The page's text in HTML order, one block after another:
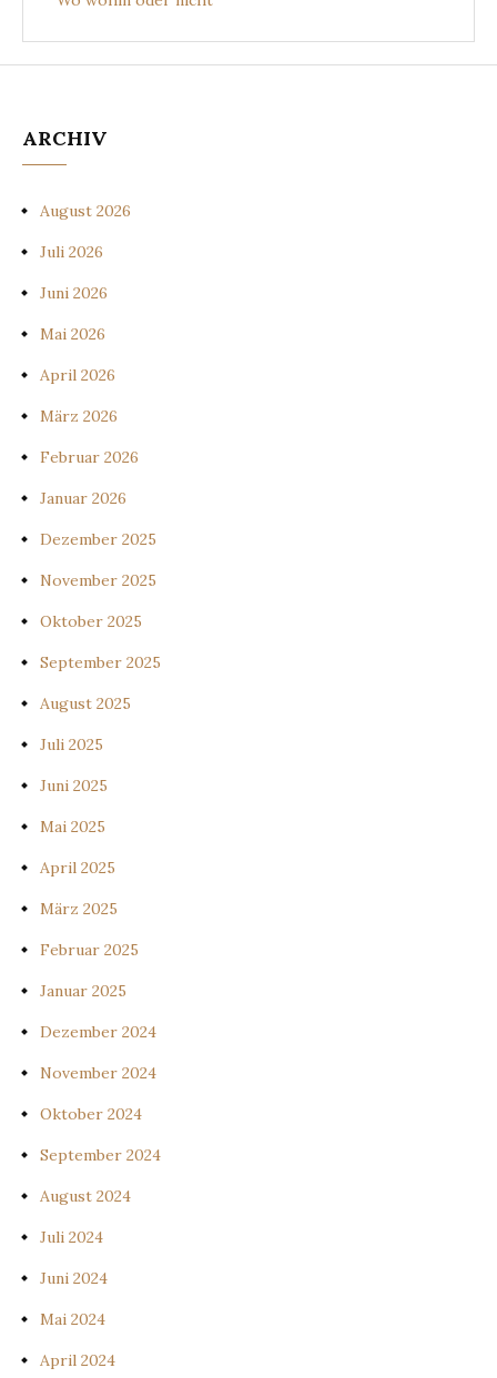
ARCHIV
August 2026
Juli 2026
Juni 2026
Mai 2026
April 2026
März 2026
Februar 2026
Januar 2026
Dezember 2025
November 2025
Oktober 2025
September 2025
August 2025
Juli 2025
Juni 2025
Mai 2025
April 2025
März 2025
Februar 2025
Januar 2025
Dezember 2024
November 2024
Oktober 2024
September 2024
August 2024
Juli 2024
Juni 2024
Mai 2024
April 2024